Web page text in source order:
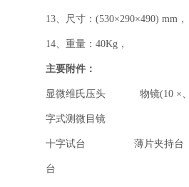
13、尺寸：(530×290×490) mm，
14、重量：40Kg，
主要附件：
显微维氏压头 物镜(10 ×
字式测微目镜
十字试台 薄片夹持
台